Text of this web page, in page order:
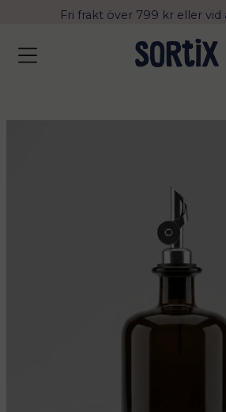
Fri frakt över 799 kr eller
Leverans 2-4 arbetsdagar